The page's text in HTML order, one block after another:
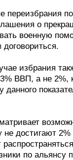
о
военную
избрания
ВВП, а не 2%,
данного
не достигают
по